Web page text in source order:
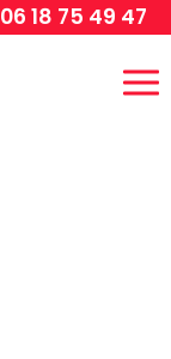
06 18 75 49 47